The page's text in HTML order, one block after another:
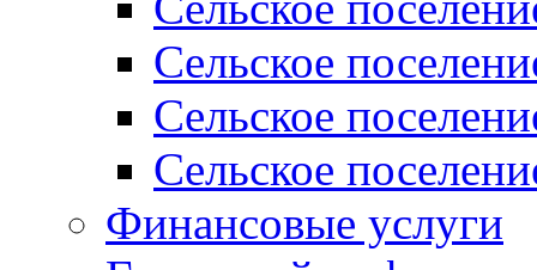
Сельское
Сельское
Сельское
Финансовые услуги